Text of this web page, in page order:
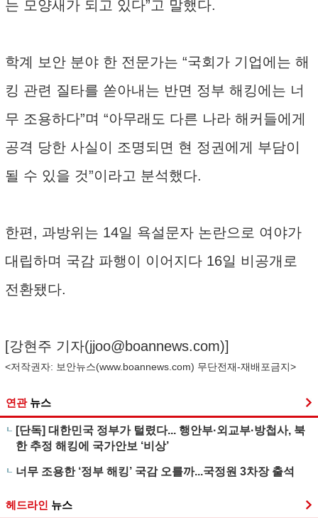
는 모양새가 되고 있다”고 말했다.
학계 보안 분야 한 전문가는 “국회가 기업에는 해
킹 관련 질타를 쏟아내는 반면 정부 해킹에는 너
무 조용하다”며 “아무래도 다른 나라 해커들에게
공격 당한 사실이 조명되면 현 정권에게 부담이
될 수 있을 것”이라고 분석했다.
한편, 과방위는 14일 욕설문자 논란으로 여야가
대립하며 국감 파행이 이어지다 16일 비공개로
전환됐다.
[강현주 기자(jjoo@boannews.com)]
<저작권자: 보안뉴스(www.boannews.com) 무단전재-재배포금지>
연관 뉴스
[단독] 대한민국 정부가 털렸다... 행안부·외교부·방첩사, 북
한 추정 해킹에 국가안보 ‘비상’
너무 조용한 ‘정부 해킹’ 국감 오를까...국정원 3차장 출석
헤드라인 뉴스